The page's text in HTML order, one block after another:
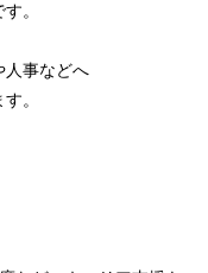
。
人事などへ
。